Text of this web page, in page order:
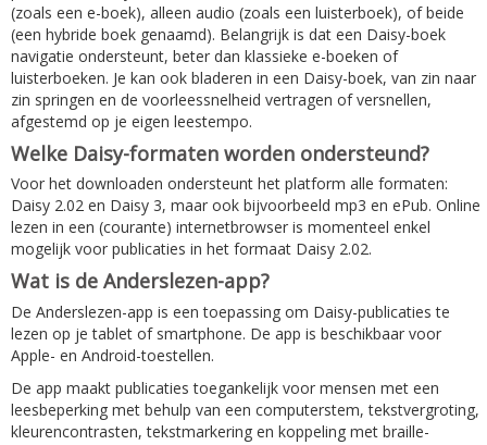
(zoals een e-boek), alleen audio (zoals een luisterboek), of beide
(een hybride boek genaamd). Belangrijk is dat een Daisy-boek
navigatie ondersteunt, beter dan klassieke e-boeken of
luisterboeken. Je kan ook bladeren in een Daisy-boek, van zin naar
zin springen en de voorleessnelheid vertragen of versnellen,
afgestemd op je eigen leestempo.
Welke Daisy-formaten worden ondersteund?
Voor het downloaden ondersteunt het platform alle formaten:
Daisy 2.02 en Daisy 3, maar ook bijvoorbeeld mp3 en ePub. Online
lezen in een (courante) internetbrowser is momenteel enkel
mogelijk voor publicaties in het formaat Daisy 2.02.
Wat is de Anderslezen-app?
De Anderslezen-app is een toepassing om Daisy-publicaties te
lezen op je tablet of smartphone. De app is beschikbaar voor
Apple- en Android-toestellen.
De app maakt publicaties toegankelijk voor mensen met een
leesbeperking met behulp van een computerstem, tekstvergroting,
kleurencontrasten, tekstmarkering en koppeling met braille-